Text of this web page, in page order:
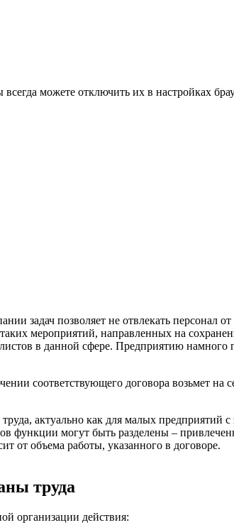
можете отключить их в настройках
задач позволяет не отвлекать персонал
мероприятий, направленных на
в данной сфере. Предприятию
соответствующего договора возьмет на
актуально как для малых предприятий
могут быть разделены –
от объема работы, указанного в договоре.
труда
организации действия: